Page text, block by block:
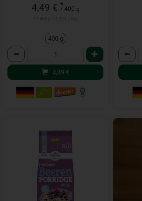
4,49 € *
/ 400 g
400 g
Anzahl
4,49 €
Anzahl